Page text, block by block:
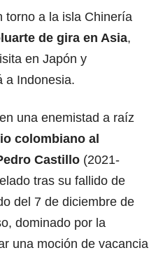
torno a la isla Chinería
de gira en Asia,
en Japón y
a Indonesia.
una enemistad a raíz
colombiano al
Castillo (2021-
tras su fallido de
del 7 de diciembre de
dominado por la
una moción de vacancia